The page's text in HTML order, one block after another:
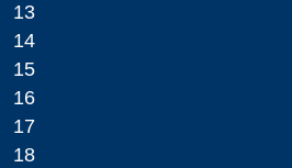
13
14
15
16
17
18